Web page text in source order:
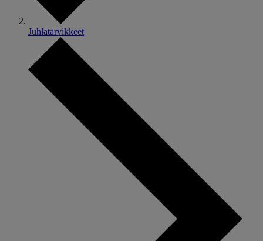
Juhlatarvikkeet